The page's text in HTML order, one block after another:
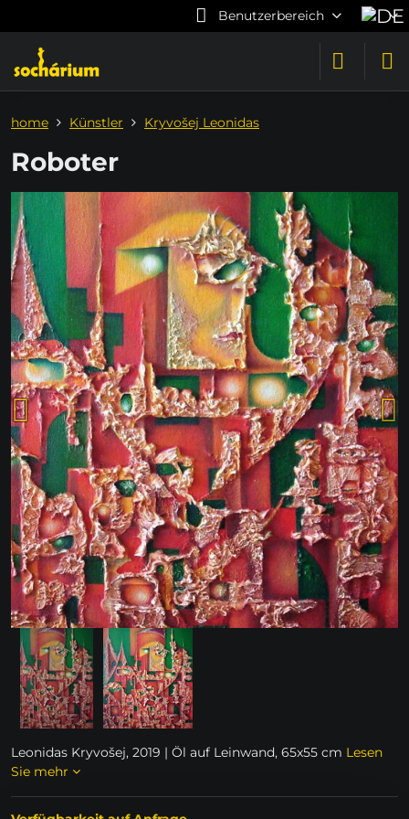
Benutzerbereich
home Künstler Kryvošej Leonidas
Roboter
Leonidas Kryvošej, 2019 | Öl auf Leinwand, 65x55 cm Lesen
Sie mehr